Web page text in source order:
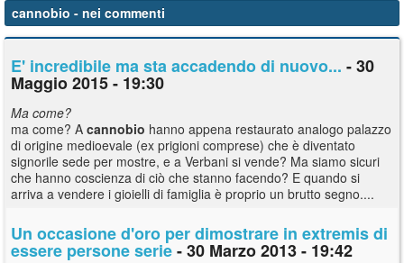
cannobio - nei commenti
E' incredibile ma sta accadendo di nuovo... - 30
Maggio 2015 - 19:30
Ma come?
ma come? A cannobio hanno appena restaurato analogo palazzo
di origine medioevale (ex prigioni comprese) che è diventato
signorile sede per mostre, e a Verbani si vende? Ma siamo sicuri
che hanno coscienza di ciò che stanno facendo? E quando si
arriva a vendere i gioielli di famiglia è proprio un brutto segno....
Un occasione d'oro per dimostrare in extremis di
essere persone serie- 30 Marzo 2013 - 19:42